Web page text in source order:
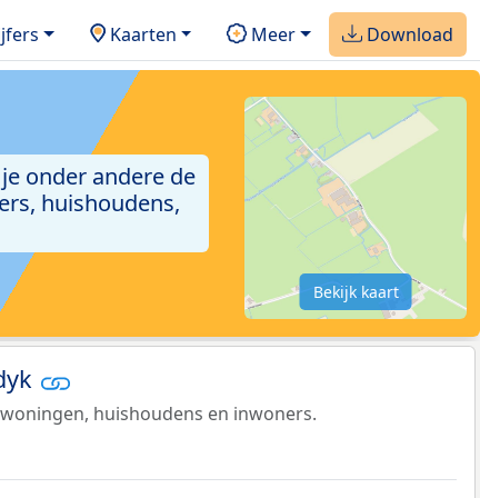
Kaarten Meer Download
onder andere de
huishoudens,
Bekijk kaart
huishoudens en inwoners.